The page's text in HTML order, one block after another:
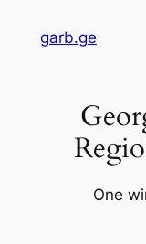
garb.ge
One